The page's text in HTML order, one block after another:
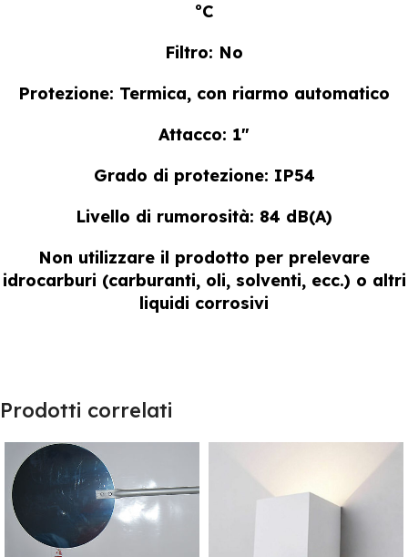
ºC
Filtro: No
Protezione: Termica, con riarmo automatico
Attacco: 1″
Grado di protezione: IP54
Livello di rumorosità: 84 dB(A)
Non utilizzare il prodotto per prelevare
idrocarburi (carburanti, oli, solventi, ecc.) o altri
liquidi corrosivi
Prodotti correlati